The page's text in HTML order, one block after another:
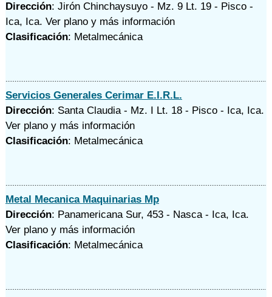
Dirección: Jirón Chinchaysuyo - Mz. 9 Lt. 19 - Pisco -
Ica, Ica. Ver plano y más información
Clasificación: Metalmecánica
Servicios Generales Cerimar E.I.R.L.
Dirección: Santa Claudia - Mz. I Lt. 18 - Pisco - Ica, Ica.
Ver plano y más información
Clasificación: Metalmecánica
Metal Mecanica Maquinarias Mp
Dirección: Panamericana Sur, 453 - Nasca - Ica, Ica.
Ver plano y más información
Clasificación: Metalmecánica